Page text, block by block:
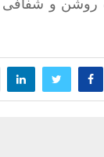
روشن و